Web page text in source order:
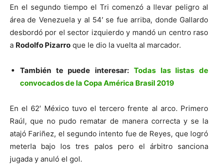
En el segundo tiempo el Tri comenzó a llevar peligro al
área de Venezuela y al 54′ se fue arriba, donde Gallardo
desbordó por el sector izquierdo y mandó un centro raso
a Rodolfo Pizarro que le dio la vuelta al marcador.
También te puede interesar: Todas las listas de
convocados de la Copa América Brasil 2019
En el 62′ México tuvo el tercero frente al arco. Primero
Raúl, que no pudo rematar de manera correcta y se la
atajó Fariñez, el segundo intento fue de Reyes, que logró
meterla bajo los tres palos pero el árbitro sanciona
jugada y anuló el gol.